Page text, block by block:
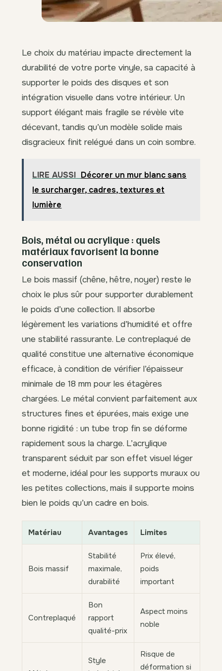
Le choix du matériau impacte directement la
durabilité de votre porte vinyle, sa capacité à
supporter le poids des disques et son
intégration visuelle dans votre intérieur. Un
support élégant mais fragile se révèle vite
décevant, tandis qu’un modèle solide mais
disgracieux finit relégué dans un coin sombre.
LIRE AUSSI Décorer un mur blanc sans
le surcharger, cadres, textures et
lumière
Bois, métal ou acrylique : quels
matériaux favorisent la bonne
conservation
Le bois massif (chêne, hêtre, noyer) reste le
choix le plus sûr pour supporter durablement
le poids d’une collection. Il absorbe
légèrement les variations d’humidité et offre
une stabilité rassurante. Le contreplaqué de
qualité constitue une alternative économique
efficace, à condition de vérifier l’épaisseur
minimale de 18 mm pour les étagères
chargées. Le métal convient parfaitement aux
structures fines et épurées, mais exige une
bonne rigidité : un tube trop fin se déforme
rapidement sous la charge. L’acrylique
transparent séduit par son effet visuel léger
et moderne, idéal pour les supports muraux ou
les petites collections, mais il supporte moins
bien le poids qu’un cadre en bois.
Matériau Avantages Limites
Bois massif
Stabilité
maximale,
durabilité
Prix élevé,
poids
important
Contreplaqué
Bon
rapport
qualité-prix
Aspect moins
noble
Style
Risque de
déformation si